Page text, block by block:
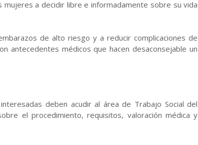
a decidir libre e informadamente sobre su vida
de alto riesgo y a reducir complicaciones de
antecedentes médicos que hacen desaconsejable un
deben acudir al área de Trabajo Social del
el procedimiento, requisitos, valoración médica y